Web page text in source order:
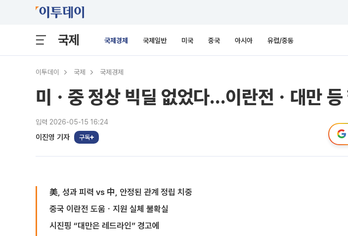
국제 국제경제 국제일반 미국 중국 아시아 유럽/중동
이투데이 국제 국제경제
미ㆍ중 정상 빅딜 없었다…이란전ㆍ대만
입력 2026-05-15 16:24
이진영 기자 구독
美, 성과 피력 vs 中, 안정된 관계 정립 치중
중국 이란전 도움ㆍ지원 실체 불확실
시진핑 “대만은 레드라인” 경고에